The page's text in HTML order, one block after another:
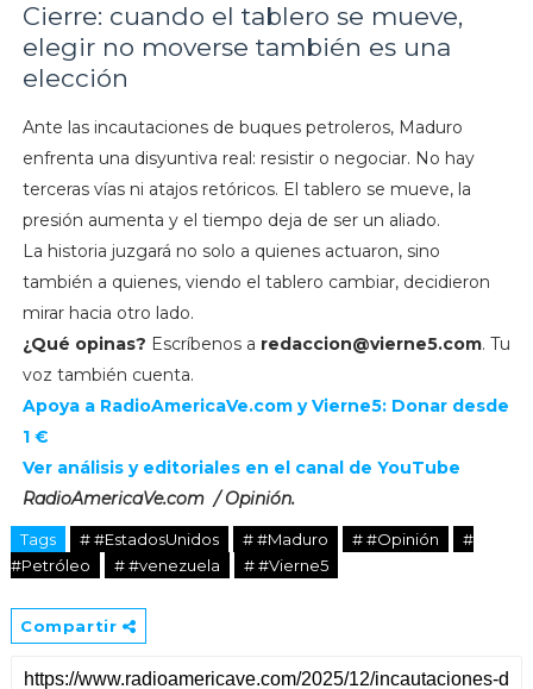
Cierre: cuando el tablero se mueve,
elegir no moverse también es una
elección
Ante las incautaciones de buques petroleros, Maduro
enfrenta una disyuntiva real: resistir o negociar. No hay
terceras vías ni atajos retóricos. El tablero se mueve, la
presión aumenta y el tiempo deja de ser un aliado.
La historia juzgará no solo a quienes actuaron, sino
también a quienes, viendo el tablero cambiar, decidieron
mirar hacia otro lado.
¿Qué opinas? Escríbenos a redaccion@vierne5.com. Tu
voz también cuenta.
Apoya a RadioAmericaVe.com yVierne5: Donar desde
1 €
Ver análisis y editoriales en el canal de YouTube
RadioAmericaVe.com / Opinión.
Tags # #EstadosUnidos # #Maduro # #Opinión
#
#Petróleo
# #venezuela # #Vierne5
Compartir